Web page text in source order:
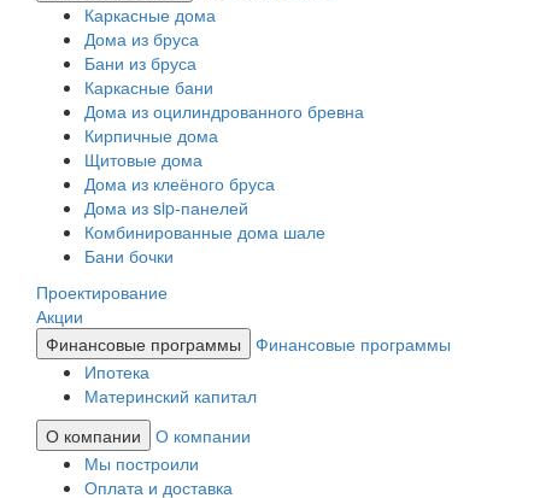
Каркасные дома
Дома из бруса
Бани из бруса
Каркасные бани
Дома из оцилиндрованного бревна
Кирпичные дома
Щитовые дома
Дома из клеёного бруса
Дома из sip-панелей
Комбинированные дома шале
Бани бочки
Проектирование
Акции
Финансовые программы
Финансовые программы
Ипотека
Материнский капитал
О компании
О компании
Мы построили
Оплата и доставка